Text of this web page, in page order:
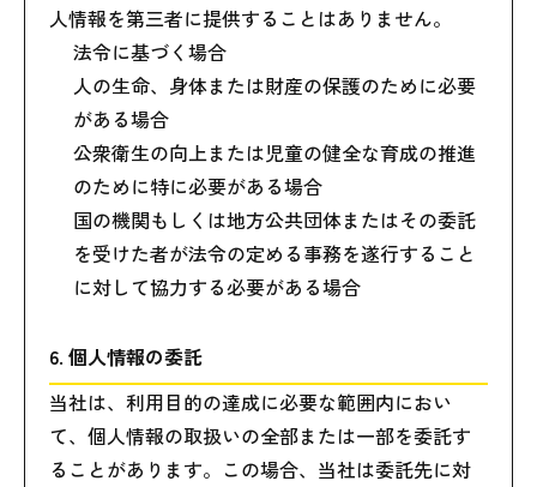
人情報を第三者に提供することはありません。
法令に基づく場合
人の生命、身体または財産の保護のために必要
がある場合
公衆衛生の向上または児童の健全な育成の推進
のために特に必要がある場合
国の機関もしくは地方公共団体またはその委託
を受けた者が法令の定める事務を遂行すること
に対して協力する必要がある場合
6. 個人情報の委託
当社は、利用目的の達成に必要な範囲内におい
て、個人情報の取扱いの全部または一部を委託す
ることがあります。この場合、当社は委託先に対